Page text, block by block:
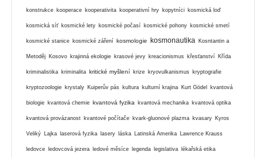
konstrukce kooperace kooperativita kooperativní hry kopytníci kosmická loď
kosmická síť kosmické lety kosmické počasí kosmické pohony kosmické smetí
kosmické stanice kosmické záření kosmologie kosmonautika Kosntantin a
Metoděj Kosovo krajinná ekologie krasové jevy kreacionismus křesťanství Křída
kriminalistika kriminalita kritické myšlení krize kryovulkanismus kryptografie
kryptozoologie krystaly Kuiperův pás kultura kulturní krajina Kurt Gödel kvantová
biologie kvantová chemie kvantová fyzika kvantová mechanika kvantová optika
kvantová provázanost kvantové počítače kvark-gluonové plazma kvasary Kyros
Veliký Lajka laserová fyzika lasery láska Latinská Amerika Lawrence Krauss
ledovce ledovcová jezera ledové měsíce legenda legislativa lékařská etika